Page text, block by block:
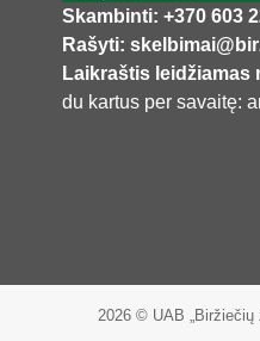
Skambinti: +370 603
Rašyti:
Laikraštis leidžiamas
du kartus per savaitę:
2026 © UAB „Biržiečių